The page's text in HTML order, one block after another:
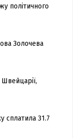
політичного
Золочева
сплатила 31.7